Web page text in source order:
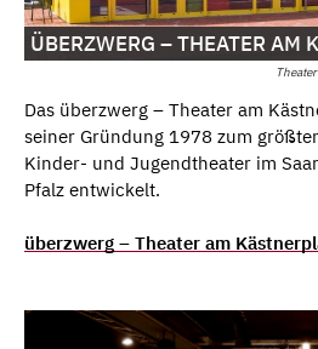
ÜBERZWERG – THEATER AM
Das überzwerg – Theater am
seiner Gründung 1978 zum
Kinder- und Jugendtheater im
Pfalz entwickelt.
überzwerg – Theater am